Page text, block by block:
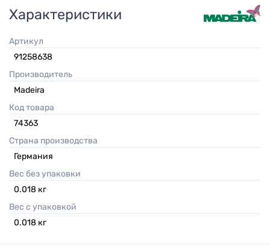
Характеристики
Артикул
91258638
Производитель
Madeira
Код товара
74363
Страна производства
Германия
Вес без упаковки
0.018 кг
Вес с упаковкой
0.018 кг